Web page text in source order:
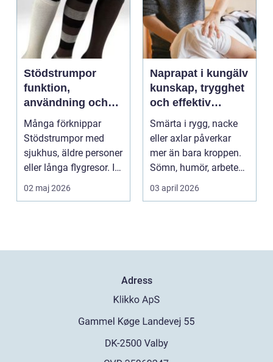
Stödstrumpor
funktion,
användning och
hur du väljer rätt
Många förknippar
Stödstrumpor med
sjukhus, äldre personer
eller långa flygresor. I
verkligheten är d...
02 maj 2026
Naprapat i kungälv
kunskap, trygghet
och effektiv
smärtlindring
Smärta i rygg, nacke
eller axlar påverkar
mer än bara kroppen.
Sömn, humör, arbete
och vardag blir l...
03 april 2026
Adress